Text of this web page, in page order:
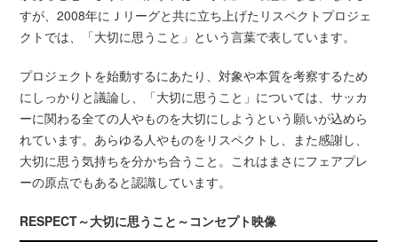
すが、2008年にＪリーグと共に立ち上げたリスペクトプロジェ
クトでは、「大切に思うこと」という言葉で表しています。
プロジェクトを始動するにあたり、対象や本質を考察するため
にしっかりと議論し、「大切に思うこと」については、サッカ
ーに関わる全ての人やものを大切にしようという願いが込めら
れています。あらゆる人やものをリスペクトし、また感謝し、
大切に思う気持ちを分かち合うこと。これはまさにフェアプレ
ーの原点でもあると認識しています。
RESPECT～大切に思うこと～コンセプト映像